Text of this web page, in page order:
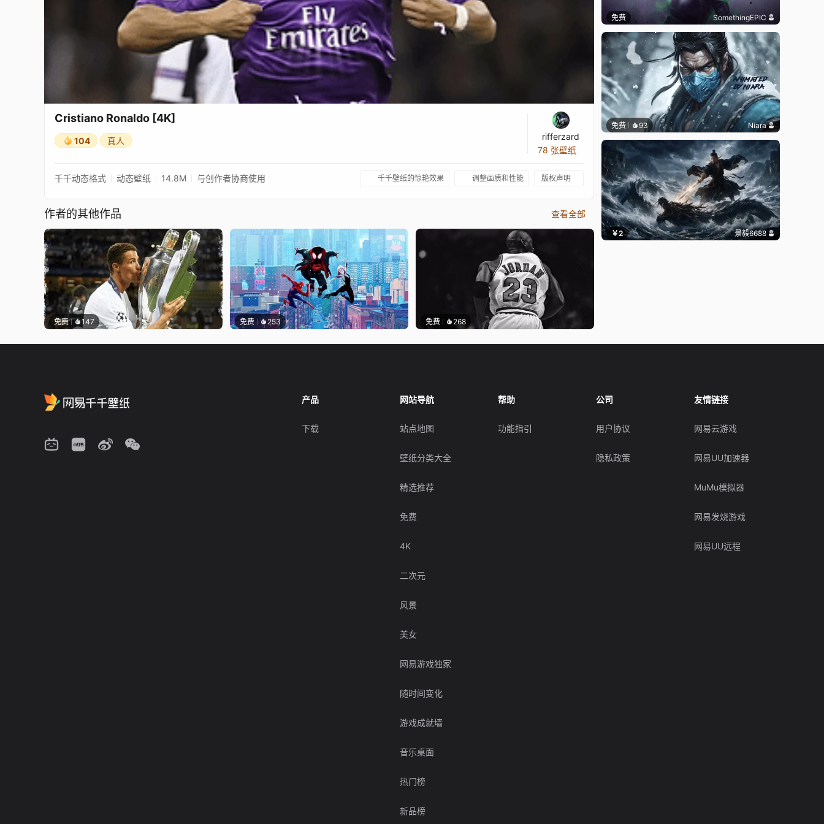
Cristiano Ronaldo [4K]
104 真人
rifferzard
78 张壁纸
千千动态格式 动态壁纸 14.8M 与创作者协商使用 千千壁纸的惊艳效果 调整画质和性能 版权声明
作者的其他作品 查看全部
免费 147 免费 253 免费 268
免费 SomethingEPIC
免费 93 Niara
￥2 景毅6688
产品
下载
网站导航
站点地图
壁纸分类大全
精选推荐
免费
4K
二次元
风景
美女
网易游戏独家
随时间变化
游戏成就墙
音乐桌面
热门榜
新品榜
帮助
功能指引
公司
用户协议
隐私政策
友情链接
网易云游戏
网易UU加速器
MuMu模拟器
网易发烧游戏
网易UU远程